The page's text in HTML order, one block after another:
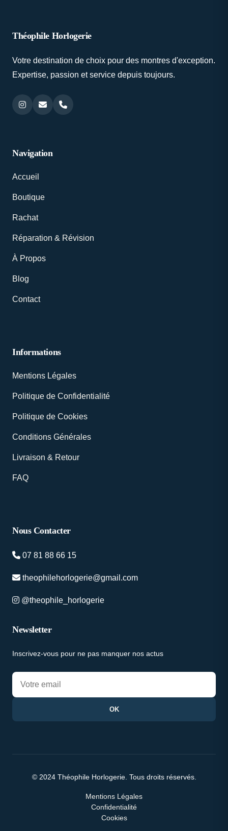
Théophile Horlogerie
Votre destination de choix pour des montres d'exception.
Expertise, passion et service depuis toujours.
Navigation
Accueil
Boutique
Rachat
Réparation & Révision
À Propos
Blog
Contact
Informations
Mentions Légales
Politique de Confidentialité
Politique de Cookies
Conditions Générales
Livraison & Retour
FAQ
Nous Contacter
07 81 88 66 15
theophilehorlogerie@gmail.com
@theophile_horlogerie
Newsletter
Inscrivez-vous pour ne pas manquer nos actus
OK
© 2024 Théophile Horlogerie. Tous droits réservés.
Mentions Légales
Confidentialité
Cookies